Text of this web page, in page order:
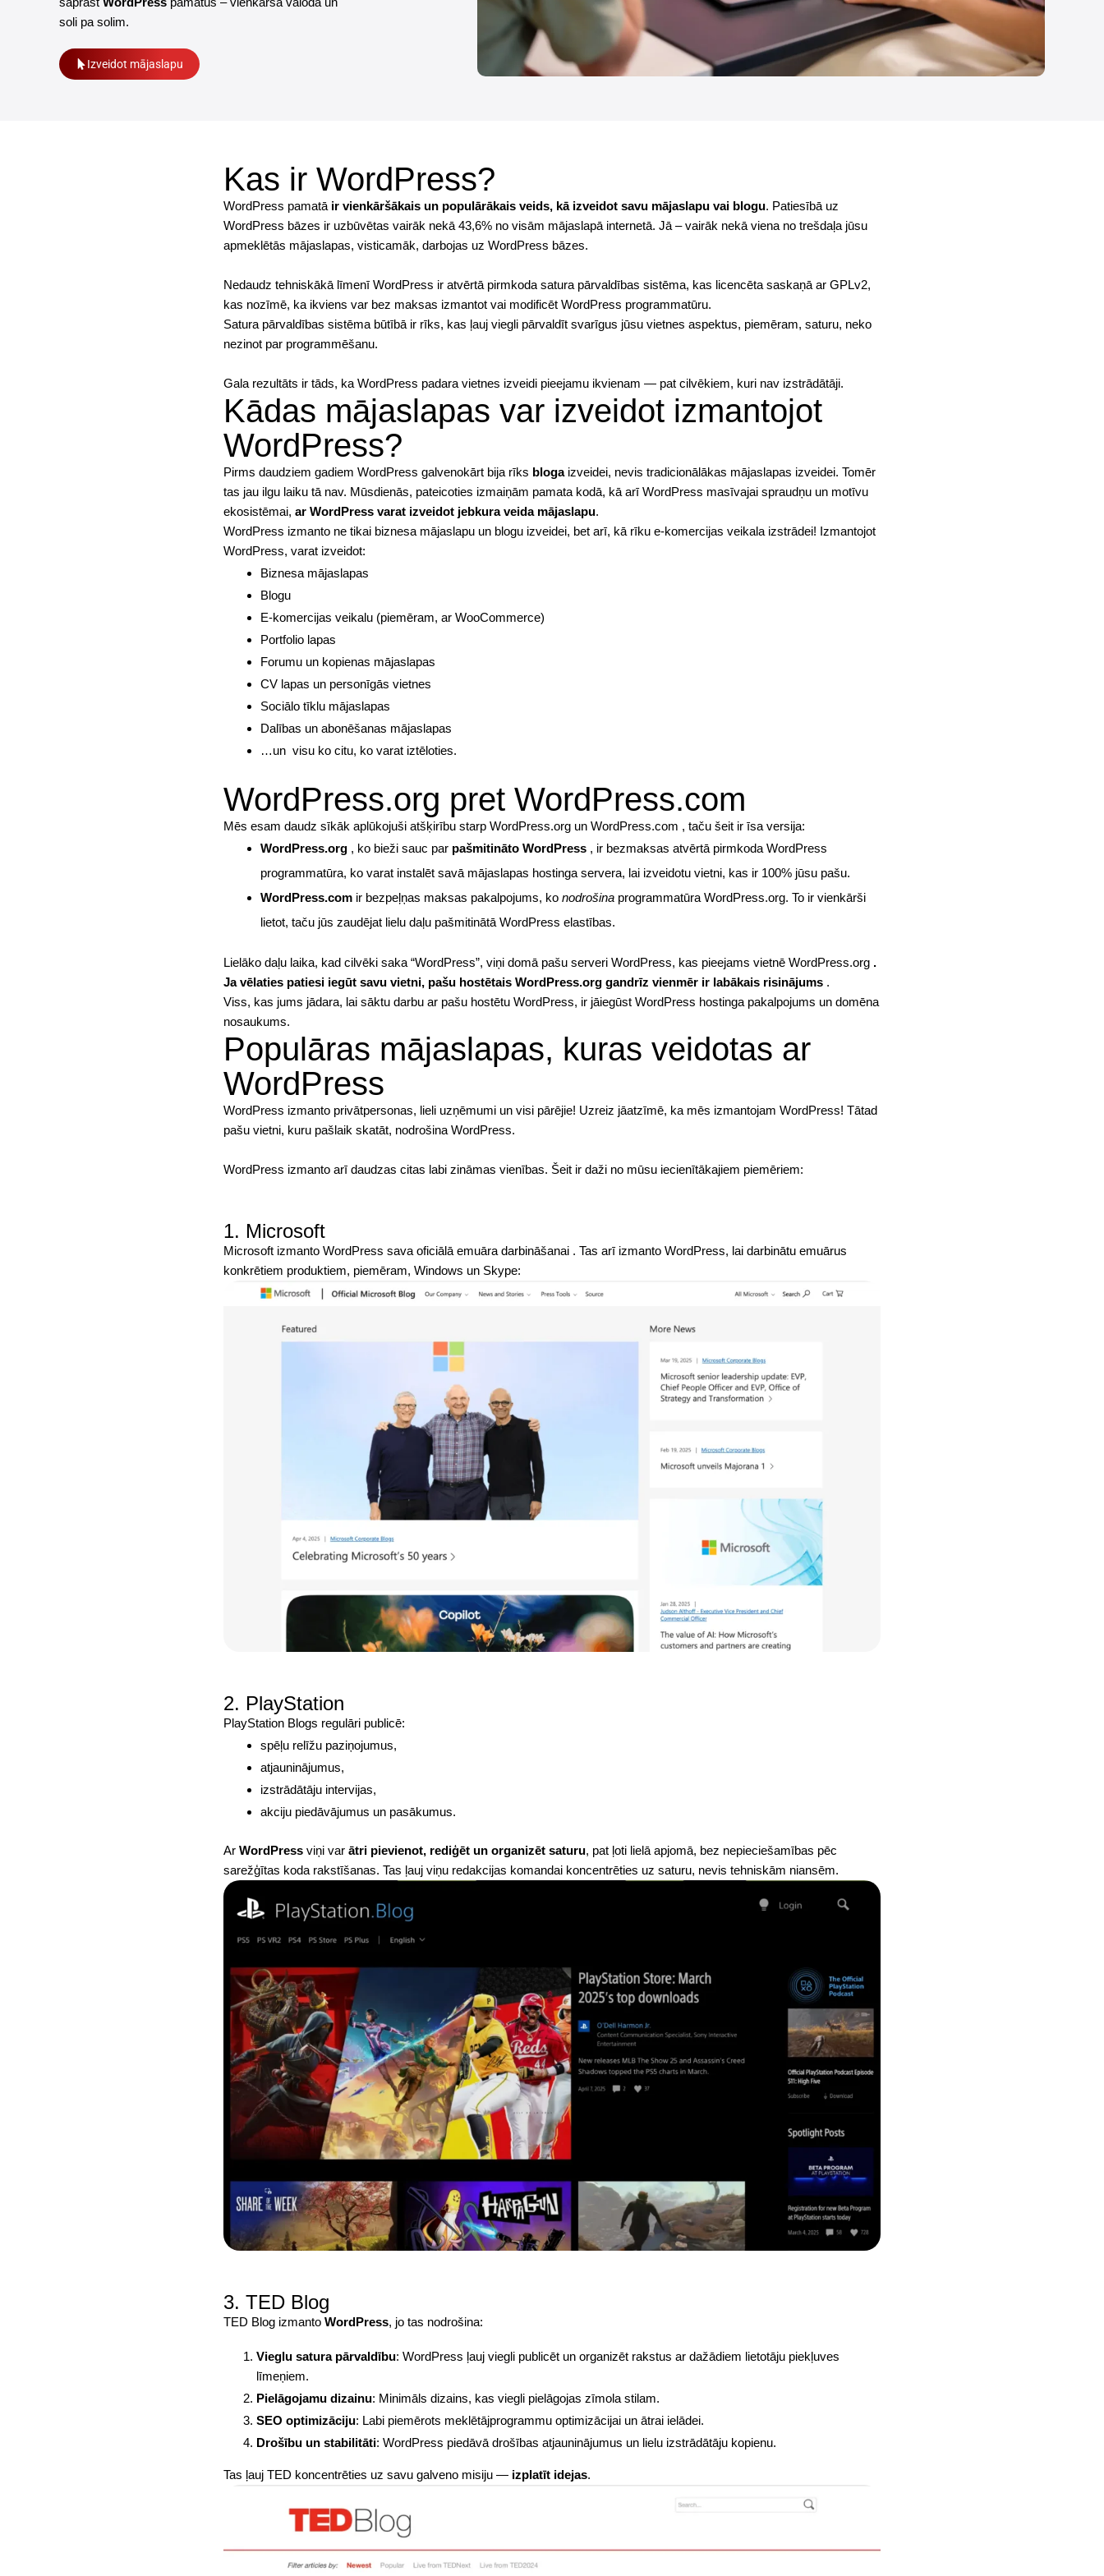
soli pa solim.
Izveidot mājaslapu
Kas ir WordPress?
WordPress pamatā ir vienkāršākais un populārākais veids, kā izveidot savu mājaslapu vai blogu. Patiesībā uz
WordPress bāzes ir uzbūvētas vairāk nekā 43,6% no visām mājaslapā internetā. Jā – vairāk nekā viena no trešdaļa jūsu
apmeklētās mājaslapas, visticamāk, darbojas uz WordPress bāzes.
Nedaudz tehniskākā līmenī WordPress ir atvērtā pirmkoda satura pārvaldības sistēma, kas licencēta saskaņā ar GPLv2,
kas nozīmē, ka ikviens var bez maksas izmantot vai modificēt WordPress programmatūru.
Satura pārvaldības sistēma būtībā ir rīks, kas ļauj viegli pārvaldīt svarīgus jūsu vietnes aspektus, piemēram, saturu, neko
nezinot par programmēšanu.
Gala rezultāts ir tāds, ka WordPress padara vietnes izveidi pieejamu ikvienam — pat cilvēkiem, kuri nav izstrādātāji.
Kādas mājaslapas var izveidot izmantojot
WordPress?
Pirms daudziem gadiem WordPress galvenokārt bija rīks blogaizveidei, nevis tradicionālākas mājaslapas izveidei. Tomēr
tas jau ilgu laiku tā nav. Mūsdienās, pateicoties izmaiņām pamata kodā, kā arī WordPress masīvajai spraudņu un motīvu
ekosistēmai, ar WordPress varat izveidot jebkura veida mājaslapu.
WordPress izmanto ne tikai biznesa mājaslapu un blogu izveidei, bet arī, kā rīku e-komercijas veikala izstrādei! Izmantojot
WordPress, varat izveidot:
Biznesa mājaslapas
Blogu
E-komercijas veikalu (piemēram, ar WooCommerce)
Portfolio lapas
Forumu un kopienas mājaslapas
CV lapas un personīgās vietnes
Sociālo tīklu mājaslapas
Dalības un abonēšanas mājaslapas
…un visu ko citu, ko varat iztēloties.
WordPress.org pret WordPress.com
Mēs esam daudz sīkāk aplūkojuši atšķirību starp WordPress.org un WordPress.com , taču šeit ir īsa versija:
WordPress.org , ko bieži sauc par pašmitināto WordPress , ir bezmaksas atvērtā pirmkoda WordPress
programmatūra, ko varat instalēt savā mājaslapas hostinga servera, lai izveidotu vietni, kas ir 100% jūsu pašu.
WordPress.com ir bezpeļņas maksas pakalpojums, ko nodrošina programmatūra WordPress.org. To ir vienkārši
lietot, taču jūs zaudējat lielu daļu pašmitinātā WordPress elastības.
Lielāko daļu laika, kad cilvēki saka “WordPress”, viņi domā pašu serveri WordPress, kas pieejams vietnē WordPress.org .
Ja vēlaties patiesi iegūt savu vietni, pašu hostētais WordPress.org gandrīz vienmēr ir labākais risinājums .
Viss, kas jums jādara, lai sāktu darbu ar pašu hostētu WordPress, ir jāiegūst WordPress hostinga pakalpojums un domēna
nosaukums.
Populāras mājaslapas, kuras veidotas ar
WordPress
WordPress izmanto privātpersonas, lieli uzņēmumi un visi pārējie! Uzreiz jāatzīmē, ka mēs izmantojam WordPress! Tātad
pašu vietni, kuru pašlaik skatāt, nodrošina WordPress.
WordPress izmanto arī daudzas citas labi zināmas vienības. Šeit ir daži no mūsu iecienītākajiem piemēriem:
1. Microsoft
Microsoft izmanto WordPress sava oficiālā emuāra darbināšanai . Tas arī izmanto WordPress, lai darbinātu emuārus
konkrētiem produktiem, piemēram, Windows un Skype:
2. PlayStation
PlayStation Blogs regulāri publicē:
spēļu relīžu paziņojumus,
atjauninājumus,
izstrādātāju intervijas,
akciju piedāvājumus un pasākumus.
Ar WordPress viņi var ātri pievienot, rediģēt un organizēt saturu, pat ļoti lielā apjomā, bez nepieciešamības pēc
sarežģītas koda rakstīšanas. Tas ļauj viņu redakcijas komandai koncentrēties uz saturu, nevis tehniskām niansēm.
3. TED Blog
TED Blog izmanto WordPress, jo tas nodrošina:
Vieglu satura pārvaldību: WordPress ļauj viegli publicēt un organizēt rakstus ar dažādiem lietotāju piekļuves
līmeņiem.
Pielāgojamu dizainu: Minimāls dizains, kas viegli pielāgojas zīmola stilam.
SEO optimizāciju: Labi piemērots meklētājprogrammu optimizācijai un ātrai ielādei.
Drošību un stabilitāti: WordPress piedāvā drošības atjauninājumus un lielu izstrādātāju kopienu.
Tas ļauj TED koncentrēties uz savu galveno misiju — izplatīt idejas.